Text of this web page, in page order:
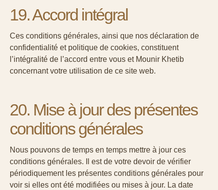
19. Accord intégral
Ces conditions générales, ainsi que nos déclaration de
confidentialité et politique de cookies, constituent
l’intégralité de l’accord entre vous et Mounir Khetib
concernant votre utilisation de ce site web.
20. Mise à jour des présentes
conditions générales
Nous pouvons de temps en temps mettre à jour ces
conditions générales. Il est de votre devoir de vérifier
périodiquement les présentes conditions générales pour
voir si elles ont été modifiées ou mises à jour. La date